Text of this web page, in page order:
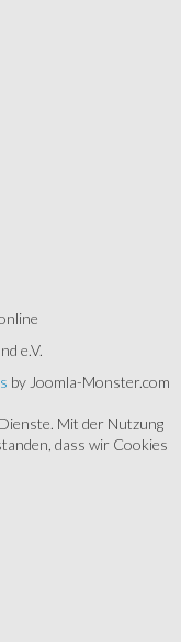
e.V.
by Joomla-Monster.com
Mit der Nutzung
dass wir Cookies